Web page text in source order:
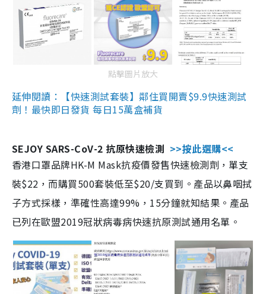
點擊圖片放大
延伸閱讀：【快速測試套裝】鄰住買開賣$9.9快速測試
劑！最快即日發貨 每日15萬盒補貨
SEJOY SARS-CoV-2 抗原快速檢測 >>按此選購<<
香港口罩品牌HK-M Mask抗疫價發售快速檢測劑，單支
裝$22，而購買500套裝低至$20/支買到。產品以鼻咽拭
子方式採樣，準確性高達99%，15分鐘就知結果。產品
已列在歐盟2019冠狀病毒病快速抗原測試通用名單。